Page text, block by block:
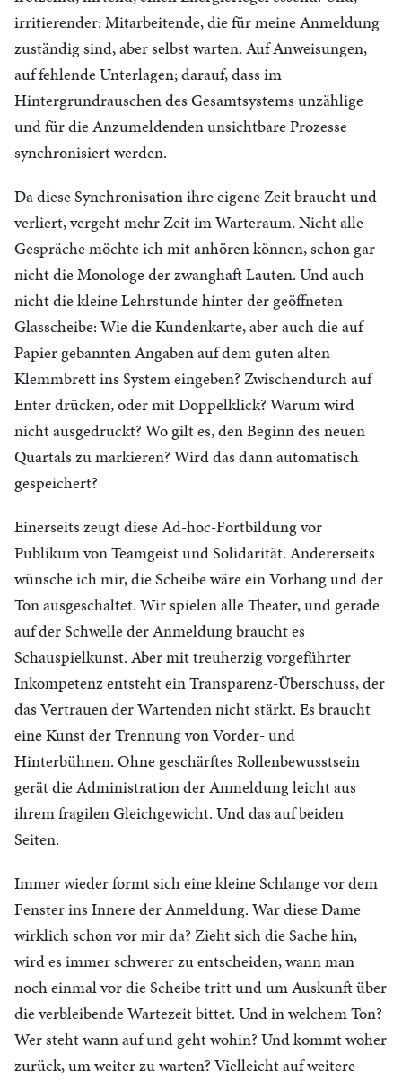
irritierender: Mitarbeitende, die für meine Anmeldung
zuständig sind, aber selbst warten. Auf Anweisungen,
auf fehlende Unterlagen; darauf, dass im
Hintergrundrauschen des Gesamtsystems unzählige
und für die Anzumeldenden unsichtbare Prozesse
synchronisiert werden.
Da diese Synchronisation ihre eigene Zeit braucht und
verliert, vergeht mehr Zeit im Warteraum. Nicht alle
Gespräche möchte ich mit anhören können, schon gar
nicht die Monologe der zwanghaft Lauten. Und auch
nicht die kleine Lehrstunde hinter der geöffneten
Glasscheibe: Wie die Kundenkarte, aber auch die auf
Papier gebannten Angaben auf dem guten alten
Klemmbrett ins System eingeben? Zwischendurch auf
Enter drücken, oder mit Doppelklick? Warum wird
nicht ausgedruckt? Wo gilt es, den Beginn des neuen
Quartals zu markieren? Wird das dann automatisch
gespeichert?
Einerseits zeugt diese Ad-hoc-Fortbildung vor
Publikum von Teamgeist und Solidarität. Andererseits
wünsche ich mir, die Scheibe wäre ein Vorhang und der
Ton ausgeschaltet. Wir spielen alle Theater, und gerade
auf der Schwelle der Anmeldung braucht es
Schauspielkunst. Aber mit treuherzig vorgeführter
Inkompetenz entsteht ein Transparenz-Überschuss, der
das Vertrauen der Wartenden nicht stärkt. Es braucht
eine Kunst der Trennung von Vorder- und
Hinterbühnen. Ohne geschärftes Rollenbewusstsein
gerät die Administration der Anmeldung leicht aus
ihrem fragilen Gleichgewicht. Und das auf beiden
Seiten.
Immer wieder formt sich eine kleine Schlange vor dem
Fenster ins Innere der Anmeldung. War diese Dame
wirklich schon vor mir da? Zieht sich die Sache hin,
wird es immer schwerer zu entscheiden, wann man
noch einmal vor die Scheibe tritt und um Auskunft über
die verbleibende Wartezeit bittet. Und in welchem Ton?
Wer steht wann auf und geht wohin? Und kommt woher
zurück, um weiter zu warten? Vielleicht auf weitere